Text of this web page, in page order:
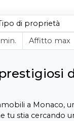
a Monaco,
tu stia cercando